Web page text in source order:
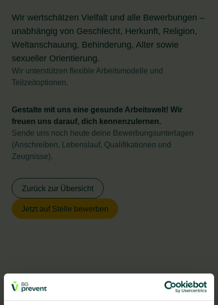
Wir wertschätzen Vielfalt und alle Bewerbungen –
unabhängig von Geschlecht, Herkunft, Religion,
Weltanschauung, Behinderung, Alter sowie
sexueller Orientierung.
Wir unterstützen flexible Arbeitsmodelle und
Teilzeitoptionen.
Gestalte mit uns eine gesunde Arbeitswelt! Wir
freuen uns darauf, dich kennenzulernen.
Sende uns noch heute deine Bewerbungsunterlagen
(Anschreiben, Lebenslauf, Qualifikationen und
Zeugnisse).
Zurück zur Übersicht
Jetzt auf Stelle bewerben